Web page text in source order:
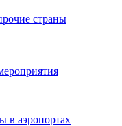
страны
в аэропортах